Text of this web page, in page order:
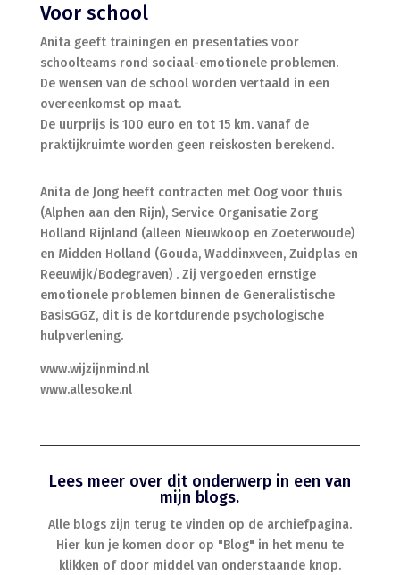
Voor school
Anita geeft trainingen en presentaties voor
schoolteams rond sociaal-emotionele problemen.
De wensen van de school worden vertaald in een
overeenkomst op maat.
De uurprijs is 100 euro en tot 15 km. vanaf de
praktijkruimte worden geen reiskosten berekend.
Anita de Jong heeft contracten met Oog voor thuis
(Alphen aan den Rijn), Service Organisatie Zorg
Holland Rijnland (alleen Nieuwkoop en Zoeterwoude)
en Midden Holland (Gouda, Waddinxveen, Zuidplas en
Reeuwijk/Bodegraven) . Zij vergoeden ernstige
emotionele problemen binnen de Generalistische
BasisGGZ, dit is de kortdurende psychologische
hulpverlening.
www.wijzijnmind.nl
www.allesoke.nl
Lees meer over dit onderwerp in een van
mijn blogs.
Alle blogs zijn terug te vinden op de archiefpagina.
Hier kun je komen door op "Blog" in het menu te
klikken of door middel van onderstaande knop.